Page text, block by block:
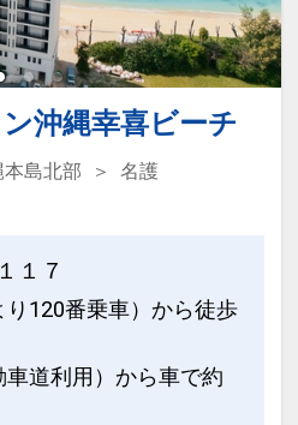
可
ビーカー、ベッドガ
（要事前予約）
あり※洗剤は自動投
8月1日～2026年11月
ス番号：DP-2-
数の増減等の変更）
申込割引は適用され
行代金は、カレンダ
画面」でご確認くだ
込がお得】早期申込
でにお申し込みにな
沖縄幸喜ビーチ
本島北部
名護
１７
120番乗車）から徒歩
道利用）から車で約